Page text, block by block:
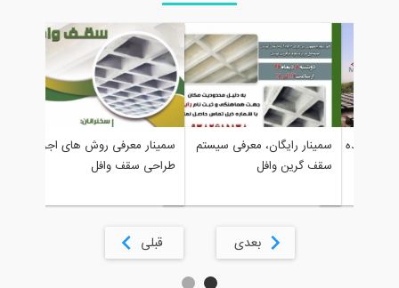
سمینار رایگان، معرفی سیستم
سقف گرین وافل
سمينار معرفی روش های اجرا و
طراحی سقف وافل
بعدی قبلی